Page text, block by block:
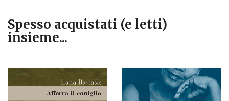
Spesso acquistati (e letti)
insieme...